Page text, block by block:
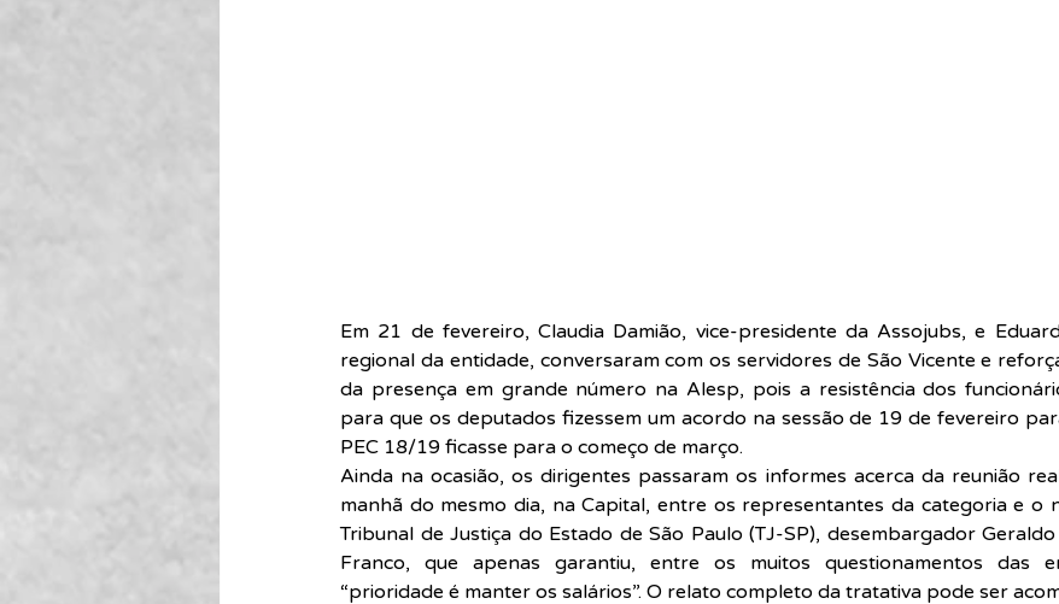
Em 21 de fevereiro, Claudia Damião, vice-presidente da Assojubs, e
regional da entidade, conversaram com os servidores de São Vicente e
da presença em grande número na Alesp, pois a resistência dos
para que os deputados fizessem um acordo na sessão de 19 de fevereiro
PEC 18/19 ficasse para o começo de março.
Ainda na ocasião, os dirigentes passaram os informes acerca da reunião
manhã do mesmo dia, na Capital, entre os representantes da categoria e o
Tribunal de Justiça do Estado de São Paulo (TJ-SP), desembargador
Franco, que apenas garantiu, entre os muitos questionamentos das
“prioridade é manter os salários”. O relato completo da tratativa pode ser